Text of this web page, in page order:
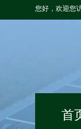
您好，欢迎您
首